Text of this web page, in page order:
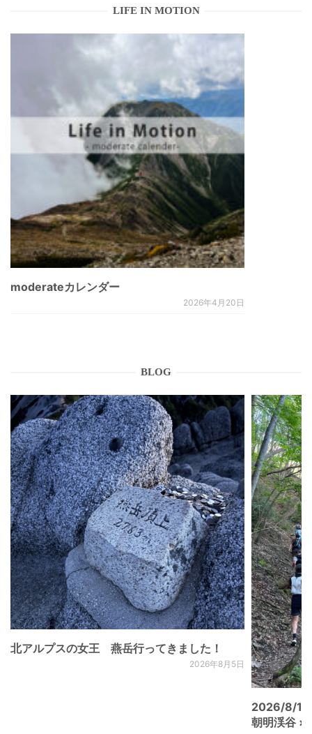
LIFE IN MOTION
moderateカレンダー
2026年4月20日
BLOG
北アルプスの女王 燕岳行ってきました！
2026年8月5日
2026/8/
朝明渓谷 ×